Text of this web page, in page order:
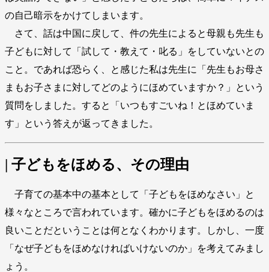
の自己暗示をかけてしまいます。
さて、話は中国に戻して、件の先生によると母親も先生も
子どもに対して「試して・教えて・叱る」をしていないとの
こと。であれば恐らく、と感じた私は先生に「先生もお母さ
まもお子さまに対してどのようにほめていますか？」という
質問をしました。すると「いつもすごいね！とほめていま
す」という答えが返ってきました。
| 子どもをほめる、その理由
子育ての基本中の基本として「子どもをほめなさい」と
様々なところで言われています。確かに子どもをほめるのは
良いことだということは何となくわかります。しかし、一度
「なぜ子どもをほめなければいけないのか」を考えてみまし
ょう。